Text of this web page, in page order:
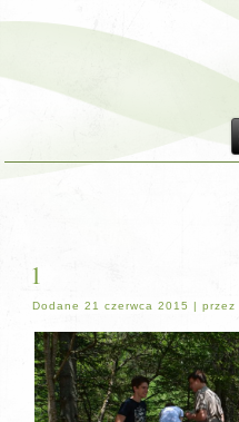
1
Dodane 21 czerwca 2015 |przez